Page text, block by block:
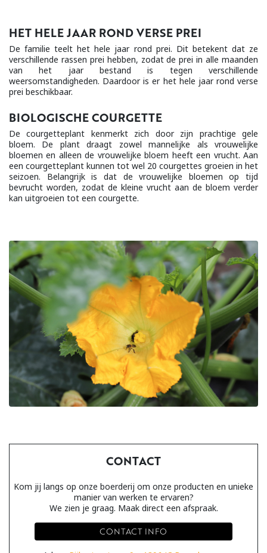
HET HELE JAAR ROND VERSE PREI
De familie teelt het hele jaar rond prei. Dit betekent dat ze
verschillende rassen prei hebben, zodat de prei in alle maanden
van het jaar bestand is tegen verschillende
weersomstandigheden. Daardoor is er het hele jaar rond verse
prei beschikbaar.
BIOLOGISCHE COURGETTE
De courgetteplant kenmerkt zich door zijn prachtige gele
bloem. De plant draagt zowel mannelijke als vrouwelijke
bloemen en alleen de vrouwelijke bloem heeft een vrucht. Aan
een courgetteplant kunnen tot wel 20 courgettes groeien in het
seizoen. Belangrijk is dat de vrouwelijke bloemen op tijd
bevrucht worden, zodat de kleine vrucht aan de bloem verder
kan uitgroeien tot een courgette.
CONTACT
Kom jij langs op onze boerderij om onze producten en unieke
manier van werken te ervaren?
We zien je graag. Maak direct een afspraak.
CONTACT INFO